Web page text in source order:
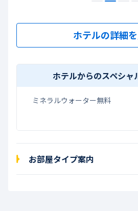
ホテルの詳細
ホテルからのスペシャ
ミネラルウォーター無料
お部屋タイプ案内